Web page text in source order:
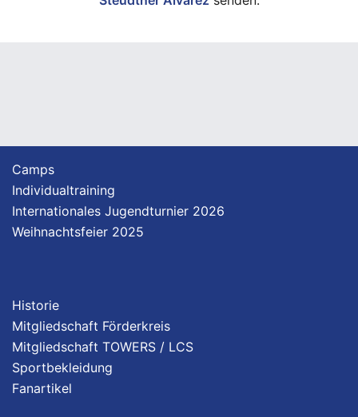
Camps
Individualtraining
Internationales Jugendturnier 2026
Weihnachtsfeier 2025
Historie
Mitgliedschaft Förderkreis
Mitgliedschaft TOWERS / LCS
Sportbekleidung
Fanartikel